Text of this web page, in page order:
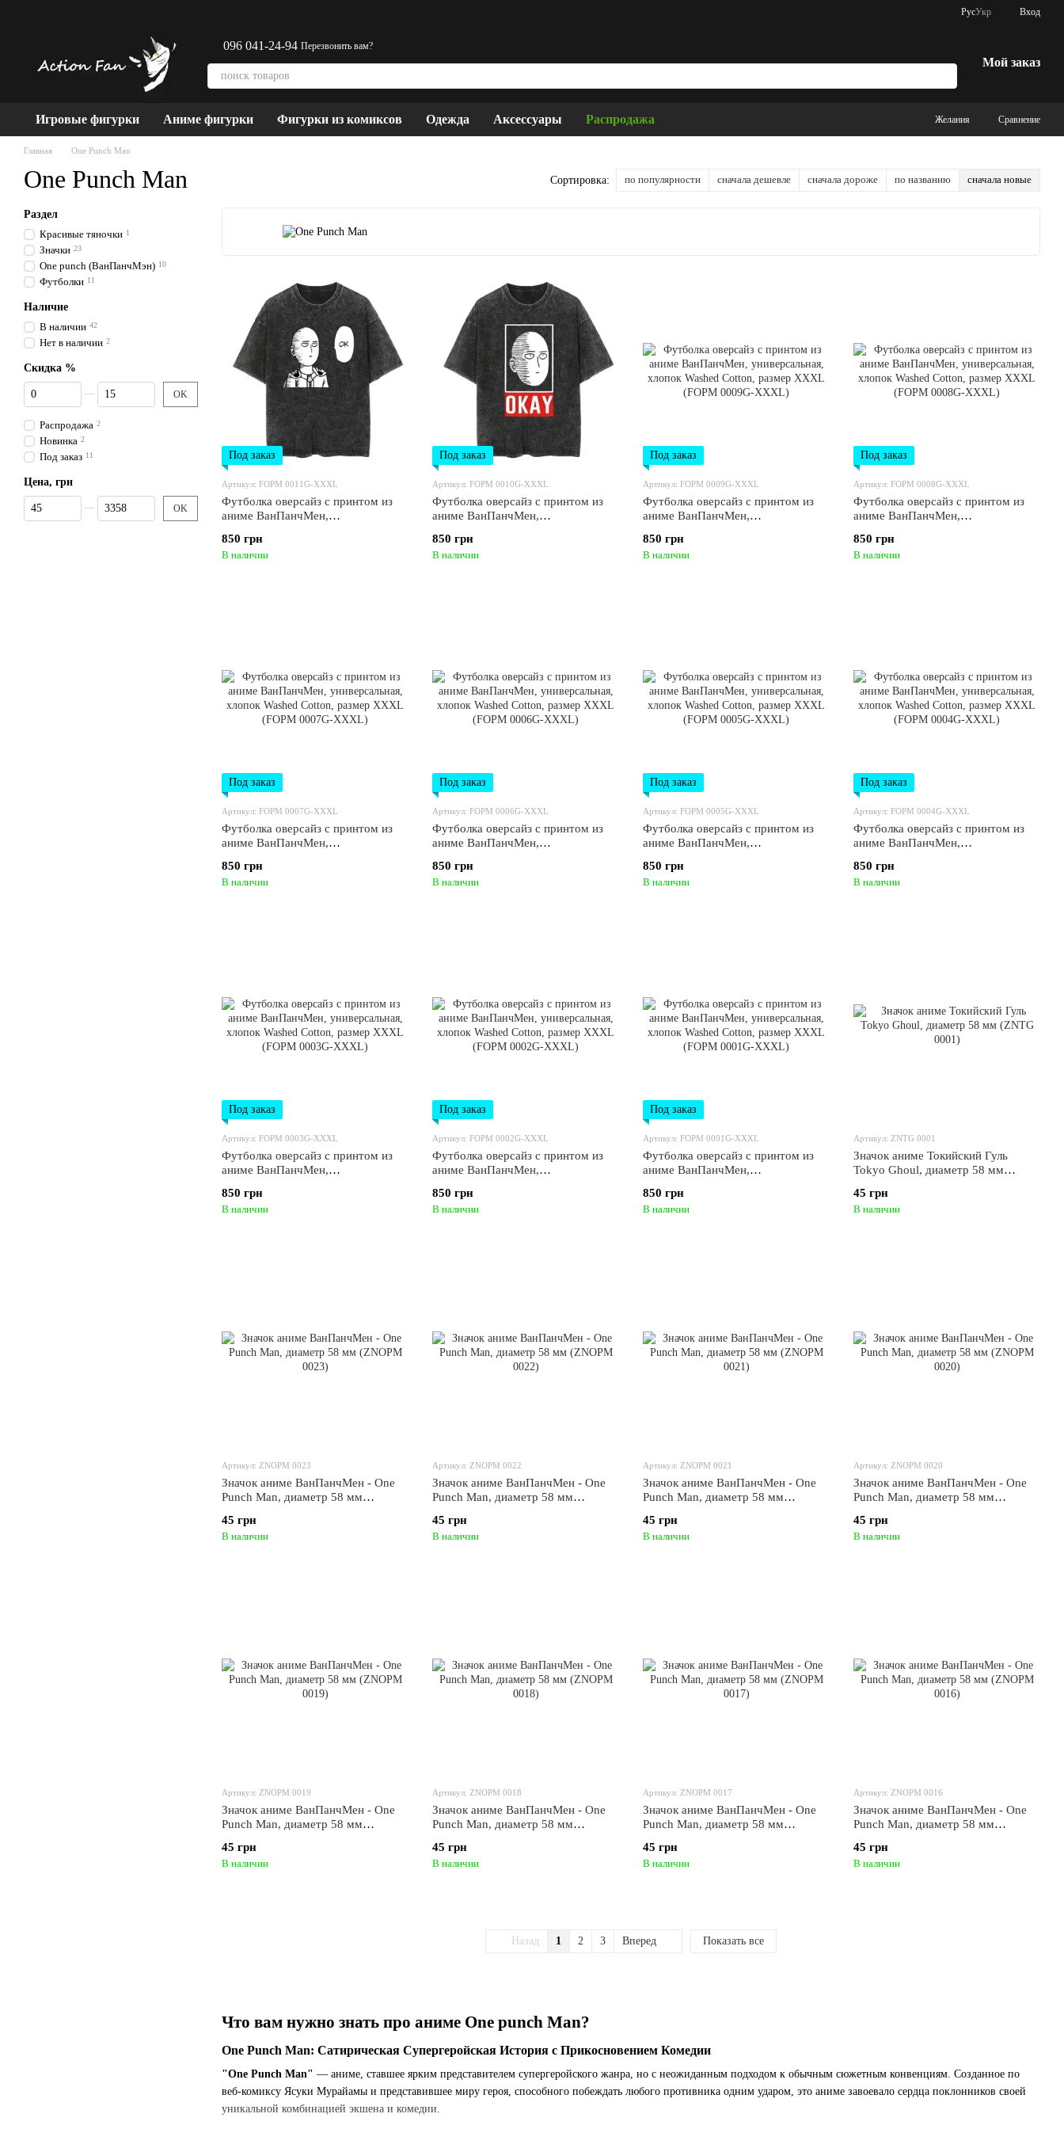
РусУкр Вход
096 041-24-94 Перезвонить вам?
Мой заказ
Игровые фигурки Аниме фигурки Фигурки из комиксов Одежда Аксессуары Распродажа Желания Сравнение
Главная One Punch Man
One Punch Man Сортировка: по популярности сначала дешевле сначала дороже по названию сначала новые
Что вам нужно знать про аниме One punch Man?
One Punch Man: Сатирическая Супергеройская История с Прикосновением Комедии
"One Punch Man" — аниме, ставшее ярким представителем супергеройского жанра, но с неожиданным подходом к обычным сюжетным конвенциям. Созданное по
веб-комиксу Ясуки Мурайамы и представившее миру героя, способного побеждать любого противника одним ударом, это аниме завоевало сердца поклонников своей
уникальной комбинацией экшена и комедии.
Под заказ
Артикул: FOPM 0011G-XXXL
Футболка оверсайз с принтом из
аниме ВанПанчМен,
Cotton, размер XXXL (FOPM
0011G-XXXL)
850 грн
В наличии
Под заказ
Артикул: FOPM 0010G-XXXL
Футболка оверсайз с принтом из
аниме ВанПанчМен,
Cotton, размер XXXL (FOPM
0010G-XXXL)
850 грн
В наличии
Под заказ
Артикул: FOPM 0009G-XXXL
Футболка оверсайз с принтом из
аниме ВанПанчМен,
Cotton, размер XXXL (FOPM
0009G-XXXL)
850 грн
В наличии
Под заказ
Артикул: FOPM 0008G-XXXL
Футболка оверсайз с принтом из
аниме ВанПанчМен,
Cotton, размер XXXL (FOPM
0008G-XXXL)
850 грн
В наличии
Под заказ
Артикул: FOPM 0007G-XXXL
Футболка оверсайз с принтом из
аниме ВанПанчМен,
Cotton, размер XXXL (FOPM
0007G-XXXL)
850 грн
В наличии
Под заказ
Артикул: FOPM 0006G-XXXL
Футболка оверсайз с принтом из
аниме ВанПанчМен,
Cotton, размер XXXL (FOPM
0006G-XXXL)
850 грн
В наличии
Под заказ
Артикул: FOPM 0005G-XXXL
Футболка оверсайз с принтом из
аниме ВанПанчМен,
Cotton, размер XXXL (FOPM
0005G-XXXL)
850 грн
В наличии
Под заказ
Артикул: FOPM 0004G-XXXL
Футболка оверсайз с принтом из
аниме ВанПанчМен,
Cotton, размер XXXL (FOPM
0004G-XXXL)
850 грн
В наличии
Под заказ
Артикул: FOPM 0003G-XXXL
Футболка оверсайз с принтом из
аниме ВанПанчМен,
Cotton, размер XXXL (FOPM
0003G-XXXL)
850 грн
В наличии
Под заказ
Артикул: FOPM 0002G-XXXL
Футболка оверсайз с принтом из
аниме ВанПанчМен,
Cotton, размер XXXL (FOPM
0002G-XXXL)
850 грн
В наличии
Под заказ
Артикул: FOPM 0001G-XXXL
Футболка оверсайз с принтом из
аниме ВанПанчМен,
Cotton, размер XXXL (FOPM
0001G-XXXL)
850 грн
В наличии
Артикул: ZNTG 0001
Значок аниме Токийский Гуль
Tokyo Ghoul, диаметр 58 мм
45 грн
В наличии
Артикул: ZNOPM 0023
Значок аниме ВанПанчМен - One
Punch Man, диаметр 58 мм
45 грн
В наличии
Артикул: ZNOPM 0022
Значок аниме ВанПанчМен - One
Punch Man, диаметр 58 мм
45 грн
В наличии
Артикул: ZNOPM 0021
Значок аниме ВанПанчМен - One
Punch Man, диаметр 58 мм
45 грн
В наличии
Артикул: ZNOPM 0020
Значок аниме ВанПанчМен - One
Punch Man, диаметр 58 мм
45 грн
В наличии
Артикул: ZNOPM 0019
Значок аниме ВанПанчМен - One
Punch Man, диаметр 58 мм
45 грн
В наличии
Артикул: ZNOPM 0018
Значок аниме ВанПанчМен - One
Punch Man, диаметр 58 мм
45 грн
В наличии
Артикул: ZNOPM 0017
Значок аниме ВанПанчМен - One
Punch Man, диаметр 58 мм
45 грн
В наличии
Артикул: ZNOPM 0016
Значок аниме ВанПанчМен - One
Punch Man, диаметр 58 мм
45 грн
В наличии
Назад 1 2 3 Вперед Показать все
Раздел
Красивые тяночки 1
Значки 23
One punch (ВанПанчМэн) 10
Футболки 11
Наличие
В наличии 42
Нет в наличии 2
Скидка %
От Скидка %
До Скидка %
OK
Распродажа 2
Новинка 2
Под заказ 11
Цена, грн
От Цена, грн
До Цена, грн
OK